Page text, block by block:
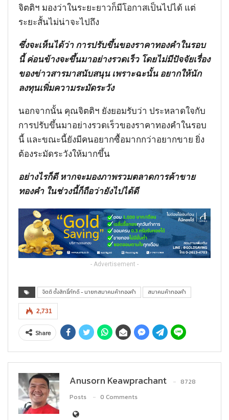
จิตติฯ มองว่าในระยะยาวก็มีโอกาสเป็นไปได้ แต่
ระยะสั้นไม่น่าจะไปถึง
ซึ่งจะเห็นได้ว่า การปรับขึ้นของราคาทองคำในรอบ
นี้ ค่อนข้างจะขึ้นมาอย่างรวดเร็ว โดยไม่มีปัจจัยเรื่อง
ของข่าวสารมาสนับสนุน เพราะฉะนั้น อยากให้นัก
ลงทุนเพิ่มความระมัดระวัง
นอกจากนั้น คุณจิตติฯ ยังยอมรับว่า ประหลาดใจกับ
การปรับขึ้นมาอย่างรวดเร็วของราคาทองคำในรอบ
นี้ และขณะนี้ยังมีคนอยากซื้อมากกว่าอยากขาย ยิ่ง
ต้องระมัดระวังให้มากขึ้น
อย่างไรก็ดี หากจะมองภาพรวมตลาดการค้าขาย
ทองคำ ในช่วงนี้ก็ถือว่ายังไปได้ดี
- Advertisement -
จิตติ ตั้งสิทธิ์ภักดี - นายกสมาคมค้าทองคำ สมาคมค้าทองคำ
2,731
Share
Anusorn Keawprachant
8728
Posts
0 Comments